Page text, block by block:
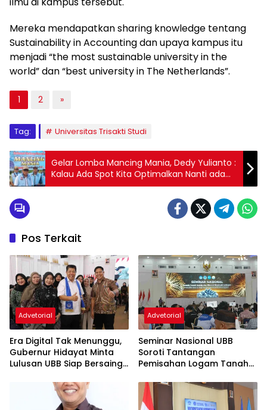
Sustainability in Accounting dan upaya kampus itu
menjadi “the most sustainable university in the
world” dan “best university in The Netherlands”.
1
Tag:
Gelar Lomba Mancing Mania, Dedy Yulianto :
Kalau Ada Spot Kita Optimalkan Nanti ada
Event Lebih Besar Lagi
Advetorial
Era Digital Tak Menunggu,
Gubernur Hidayat Minta
Lulusan UBB Siap Bersaing
dan Berwirausaha
Advetorial
Seminar Nasional UBB
Soroti Tantangan
Pemisahan Logam Tanah
Jarang dan Peluang